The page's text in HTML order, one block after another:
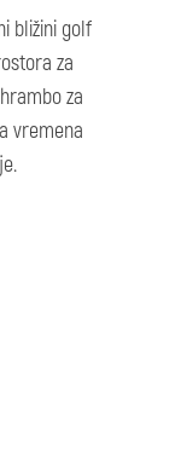
bližini golf
za
za
vremena